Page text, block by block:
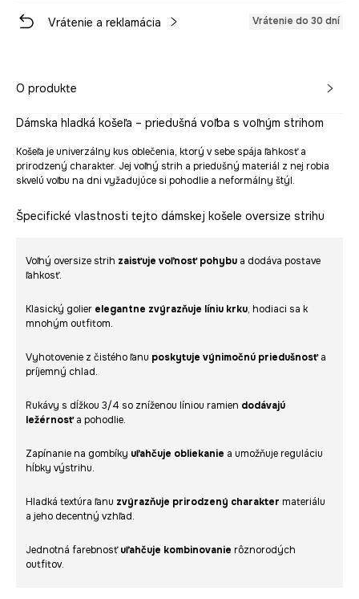
Vrátenie a reklamácia Vrátenie do 30 dní
O produkte
Dámska hladká košeľa – priedušná voľba s voľným strihom
Košeľa je univerzálny kus oblečenia, ktorý v sebe spája ľahkosť a
prirodzený charakter. Jej voľný strih a priedušný materiál z nej robia
skvelú voľbu na dni vyžadujúce si pohodlie a neformálny štýl.
Špecifické vlastnosti tejto dámskej košele oversize strihu
Voľný oversize strih zaisťuje voľnosť pohybu a dodáva postave
ľahkosť.
Klasický golier elegantne zvýrazňuje líniu krku, hodiaci sa k
mnohým outfitom.
Vyhotovenie z čistého ľanu poskytuje výnimočnú priedušnosťa
príjemný chlad.
Rukávy s dĺžkou 3/4 so zníženou líniou ramien dodávajú
ležérnosťa pohodlie.
Zapínanie na gombíky uľahčuje obliekanie a umožňuje reguláciu
hĺbky výstrihu.
Hladká textúra ľanu zvýrazňuje prirodzený charakter materiálu
a jeho decentný vzhľad.
Jednotná farebnosťuľahčuje kombinovanie rôznorodých
outfitov.